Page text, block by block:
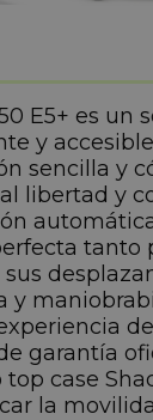
50 E5+ es
y
sencilla y
libertad y
tanto
y
garantía
case
la